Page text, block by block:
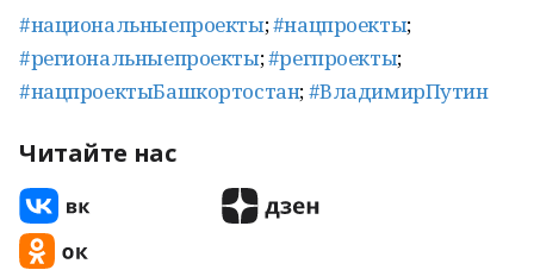
#национальныепроекты;#нацпроекты;
#региональныепроекты;#регпроекты;
#нацпроектыБашкортостан;#ВладимирПутин
Читайте нас